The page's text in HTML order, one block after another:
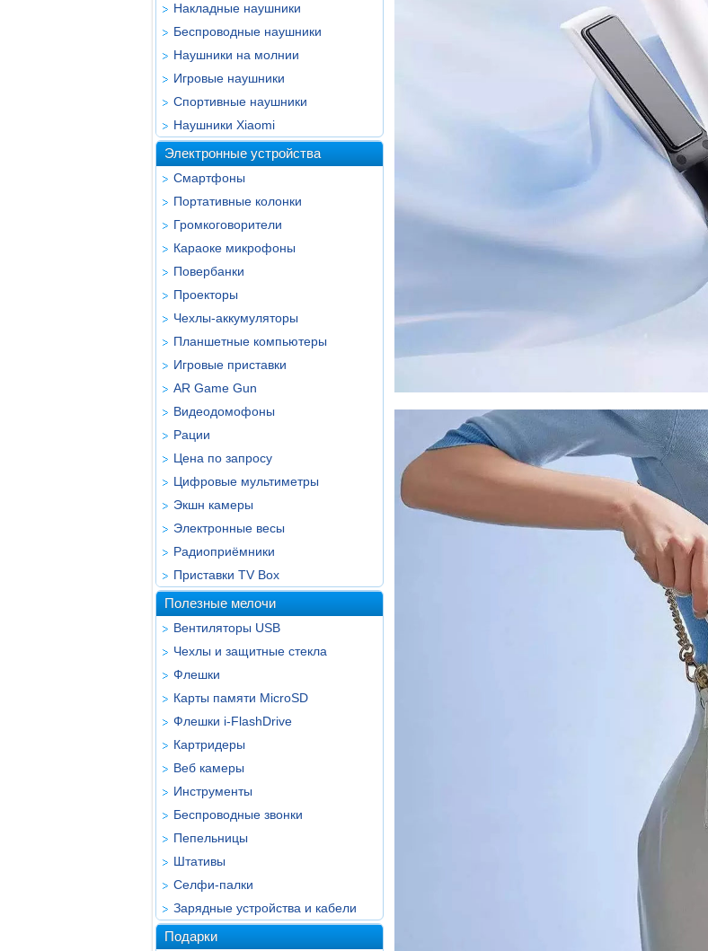
Накладные наушники
Беспроводные наушники
Наушники на молнии
Игровые наушники
Спортивные наушники
Наушники Xiaomi
Электронные устройства
Смартфоны
Портативные колонки
Громкоговорители
Караоке микрофоны
Повербанки
Проекторы
Чехлы-аккумуляторы
Планшетные компьютеры
Игровые приставки
AR Game Gun
Видеодомофоны
Рации
Цена по запросу
Цифровые мультиметры
Экшн камеры
Электронные весы
Радиоприёмники
Приставки TV Box
Полезные мелочи
Вентиляторы USB
Чехлы и защитные стекла
Флешки
Карты памяти MicroSD
Флешки i-FlashDrive
Картридеры
Веб камеры
Инструменты
Беспроводные звонки
Пепельницы
Штативы
Селфи-палки
Зарядные устройства и кабели
Подарки